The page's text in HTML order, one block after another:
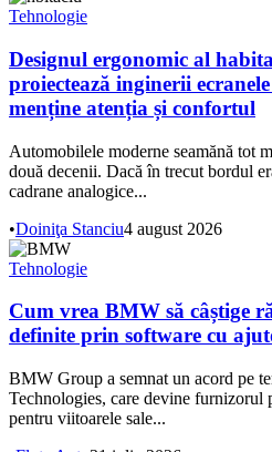
Tehnologie
Designul ergonomic al
proiectează inginerii
menține atenția și confortul
Automobilele moderne seamănă tot
două decenii. Dacă în trecut bordul
cadrane analogice...
•Doiniţa Stanciu4 august 2026
Tehnologie
Cum vrea BMW să câștige
definite prin software cu
BMW Group a semnat un acord pe
Technologies, care devine furnizorul
pentru viitoarele sale...